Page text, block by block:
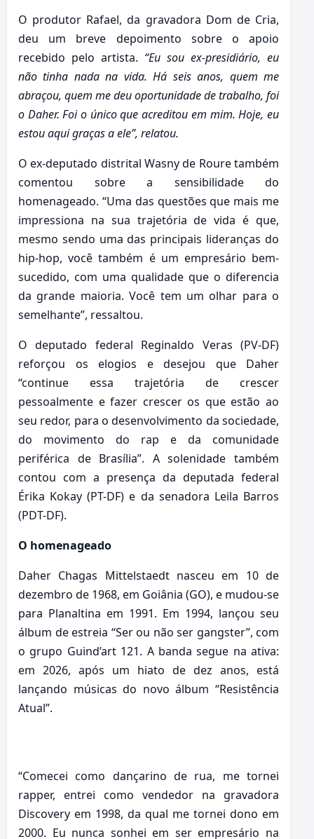
O produtor Rafael, da gravadora Dom de Cria,
deu um breve depoimento sobre o apoio
recebido pelo artista. “Eu sou ex-presidiário, eu
não tinha nada na vida. Há seis anos, quem me
abraçou, quem me deu oportunidade de trabalho, foi
o Daher. Foi o único que acreditou em mim. Hoje, eu
estou aqui graças a ele”, relatou.
O ex-deputado distrital Wasny de Roure também
comentou sobre a sensibilidade do
homenageado. “Uma das questões que mais me
impressiona na sua trajetória de vida é que,
mesmo sendo uma das principais lideranças do
hip-hop, você também é um empresário bem-
sucedido, com uma qualidade que o diferencia
da grande maioria. Você tem um olhar para o
semelhante”, ressaltou.
O deputado federal Reginaldo Veras (PV-DF)
reforçou os elogios e desejou que Daher
“continue essa trajetória de crescer
pessoalmente e fazer crescer os que estão ao
seu redor, para o desenvolvimento da sociedade,
do movimento do rap e da comunidade
periférica de Brasília”. A solenidade também
contou com a presença da deputada federal
Érika Kokay (PT-DF) e da senadora Leila Barros
(PDT-DF).
O homenageado
Daher Chagas Mittelstaedt nasceu em 10 de
dezembro de 1968, em Goiânia (GO), e mudou-se
para Planaltina em 1991. Em 1994, lançou seu
álbum de estreia “Ser ou não ser gangster”, com
o grupo Guind’art 121. A banda segue na ativa:
em 2026, após um hiato de dez anos, está
lançando músicas do novo álbum “Resistência
Atual”.
“Comecei como dançarino de rua, me tornei
rapper, entrei como vendedor na gravadora
Discovery em 1998, da qual me tornei dono em
2000. Eu nunca sonhei em ser empresário na